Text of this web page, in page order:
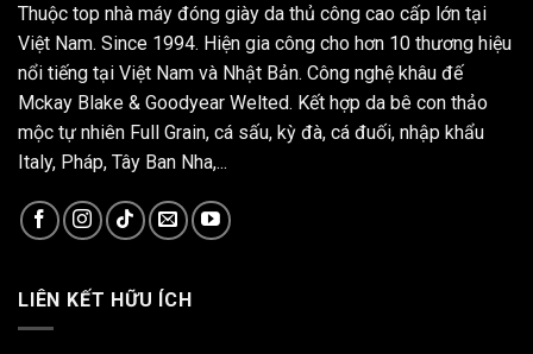
Thuộc top nhà máy đóng giày da thủ công cao cấp lớn tại
Việt Nam. Since 1994. Hiện gia công cho hơn 10 thương hiệu
nổi tiếng tại Việt Nam và Nhật Bản. Công nghệ khâu đế
Mckay Blake & Goodyear Welted. Kết hợp da bê con thảo
mộc tự nhiên Full Grain, cá sấu, kỳ đà, cá đuối, nhập khẩu
Italy, Pháp, Tây Ban Nha,...
LIÊN KẾT HỮU ÍCH